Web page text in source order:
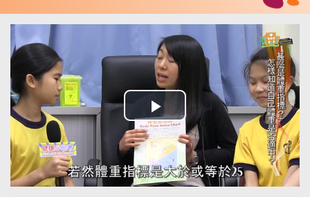
Play
Video